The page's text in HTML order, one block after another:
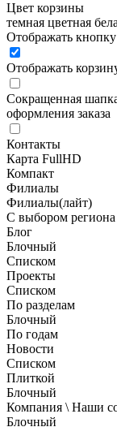
Цвет корзины
темная цветная
Отображать
Отображать
Сокращенная
оформления заказа
Контакты
Карта FullHD
Компакт
Филиалы
Филиалы(лайт)
С выбором региона
Блог
Блочный
Списком
Проекты
Списком
По разделам
Блочный
По годам
Новости
Списком
Плиткой
Блочный
Компания \ Наши
Блочный